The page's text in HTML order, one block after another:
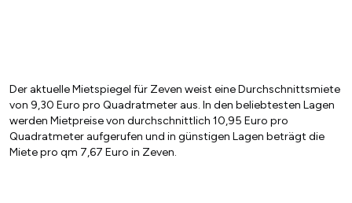
Der aktuelle Mietspiegel für Zeven weist eine Durchschnittsmiete
von 9,30 Euro pro Quadratmeter aus. In den beliebtesten Lagen
werden Mietpreise von durchschnittlich 10,95 Euro pro
Quadratmeter aufgerufen und in günstigen Lagen beträgt die
Miete pro qm 7,67 Euro in Zeven.